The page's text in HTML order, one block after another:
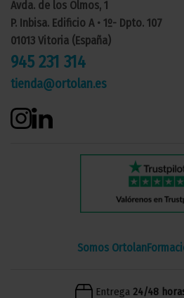
Avda. de los Olmos, 1
P. Inbisa. Edificio A • 1º- Dpto. 107
01013 Vitoria (España)
945 231 314
tienda@ortolan.es
Somos Ortolan
Entrega 24/48